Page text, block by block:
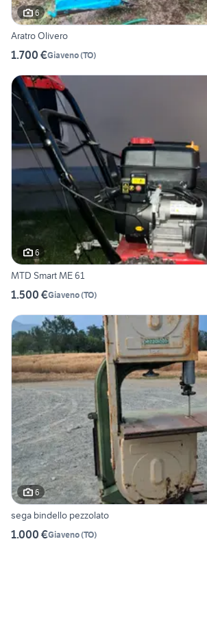
6
Aratro Olivero
1.700 €Giaveno(TO)
6
MTD Smart ME 61
1.500 €Giaveno(TO)
6
sega bindello pezzolato
1.000 €Giaveno(TO)